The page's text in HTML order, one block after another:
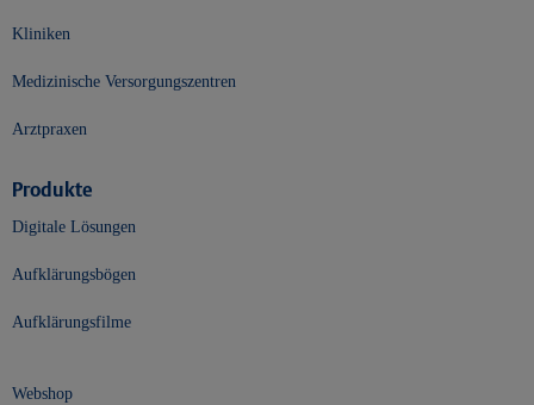
Kliniken
Medizinische Versorgungszentren
Arztpraxen
Produkte
Digitale Lösungen
Aufklärungsbögen
Aufklärungsfilme
Webshop